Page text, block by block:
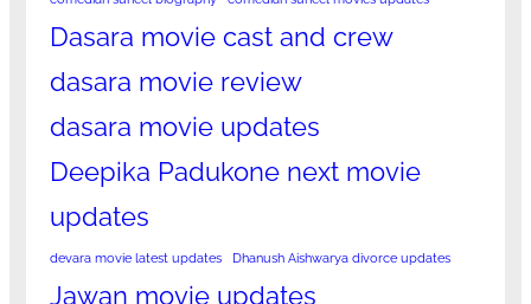
Dasara movie cast and crew
dasara movie review
dasara movie updates
Deepika Padukone next movie
updates
devara movie latest updates Dhanush Aishwarya divorce updates
Jawan movie updates